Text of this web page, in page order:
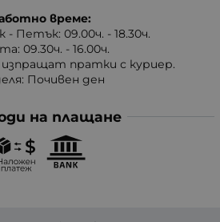
време:
- Петък: 09.00ч. - 18.30ч.
09.30ч. - 16.00ч.
пратки с куриер.
Почивен ден
на плащане